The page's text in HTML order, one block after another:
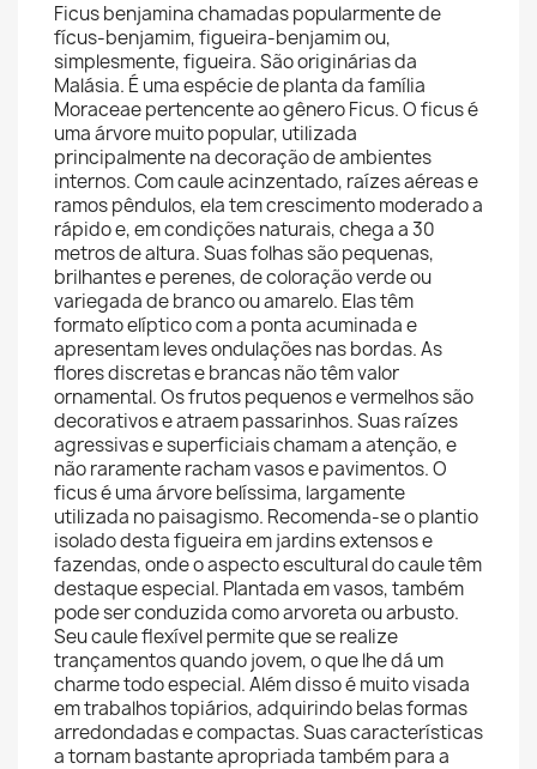
Ficus benjamina chamadas popularmente de
fícus-benjamim, figueira-benjamim ou,
simplesmente, figueira. São originárias da
Malásia. É uma espécie de planta da família
Moraceae pertencente ao gênero Ficus. O ficus é
uma árvore muito popular, utilizada
principalmente na decoração de ambientes
internos. Com caule acinzentado, raízes aéreas e
ramos pêndulos, ela tem crescimento moderado a
rápido e, em condições naturais, chega a 30
metros de altura. Suas folhas são pequenas,
brilhantes e perenes, de coloração verde ou
variegada de branco ou amarelo. Elas têm
formato elíptico com a ponta acuminada e
apresentam leves ondulações nas bordas. As
flores discretas e brancas não têm valor
ornamental. Os frutos pequenos e vermelhos são
decorativos e atraem passarinhos. Suas raízes
agressivas e superficiais chamam a atenção, e
não raramente racham vasos e pavimentos. O
ficus é uma árvore belíssima, largamente
utilizada no paisagismo. Recomenda-se o plantio
isolado desta figueira em jardins extensos e
fazendas, onde o aspecto escultural do caule têm
destaque especial. Plantada em vasos, também
pode ser conduzida como arvoreta ou arbusto.
Seu caule flexível permite que se realize
trançamentos quando jovem, o que lhe dá um
charme todo especial. Além disso é muito visada
em trabalhos topiários, adquirindo belas formas
arredondadas e compactas. Suas características
a tornam bastante apropriada também para a